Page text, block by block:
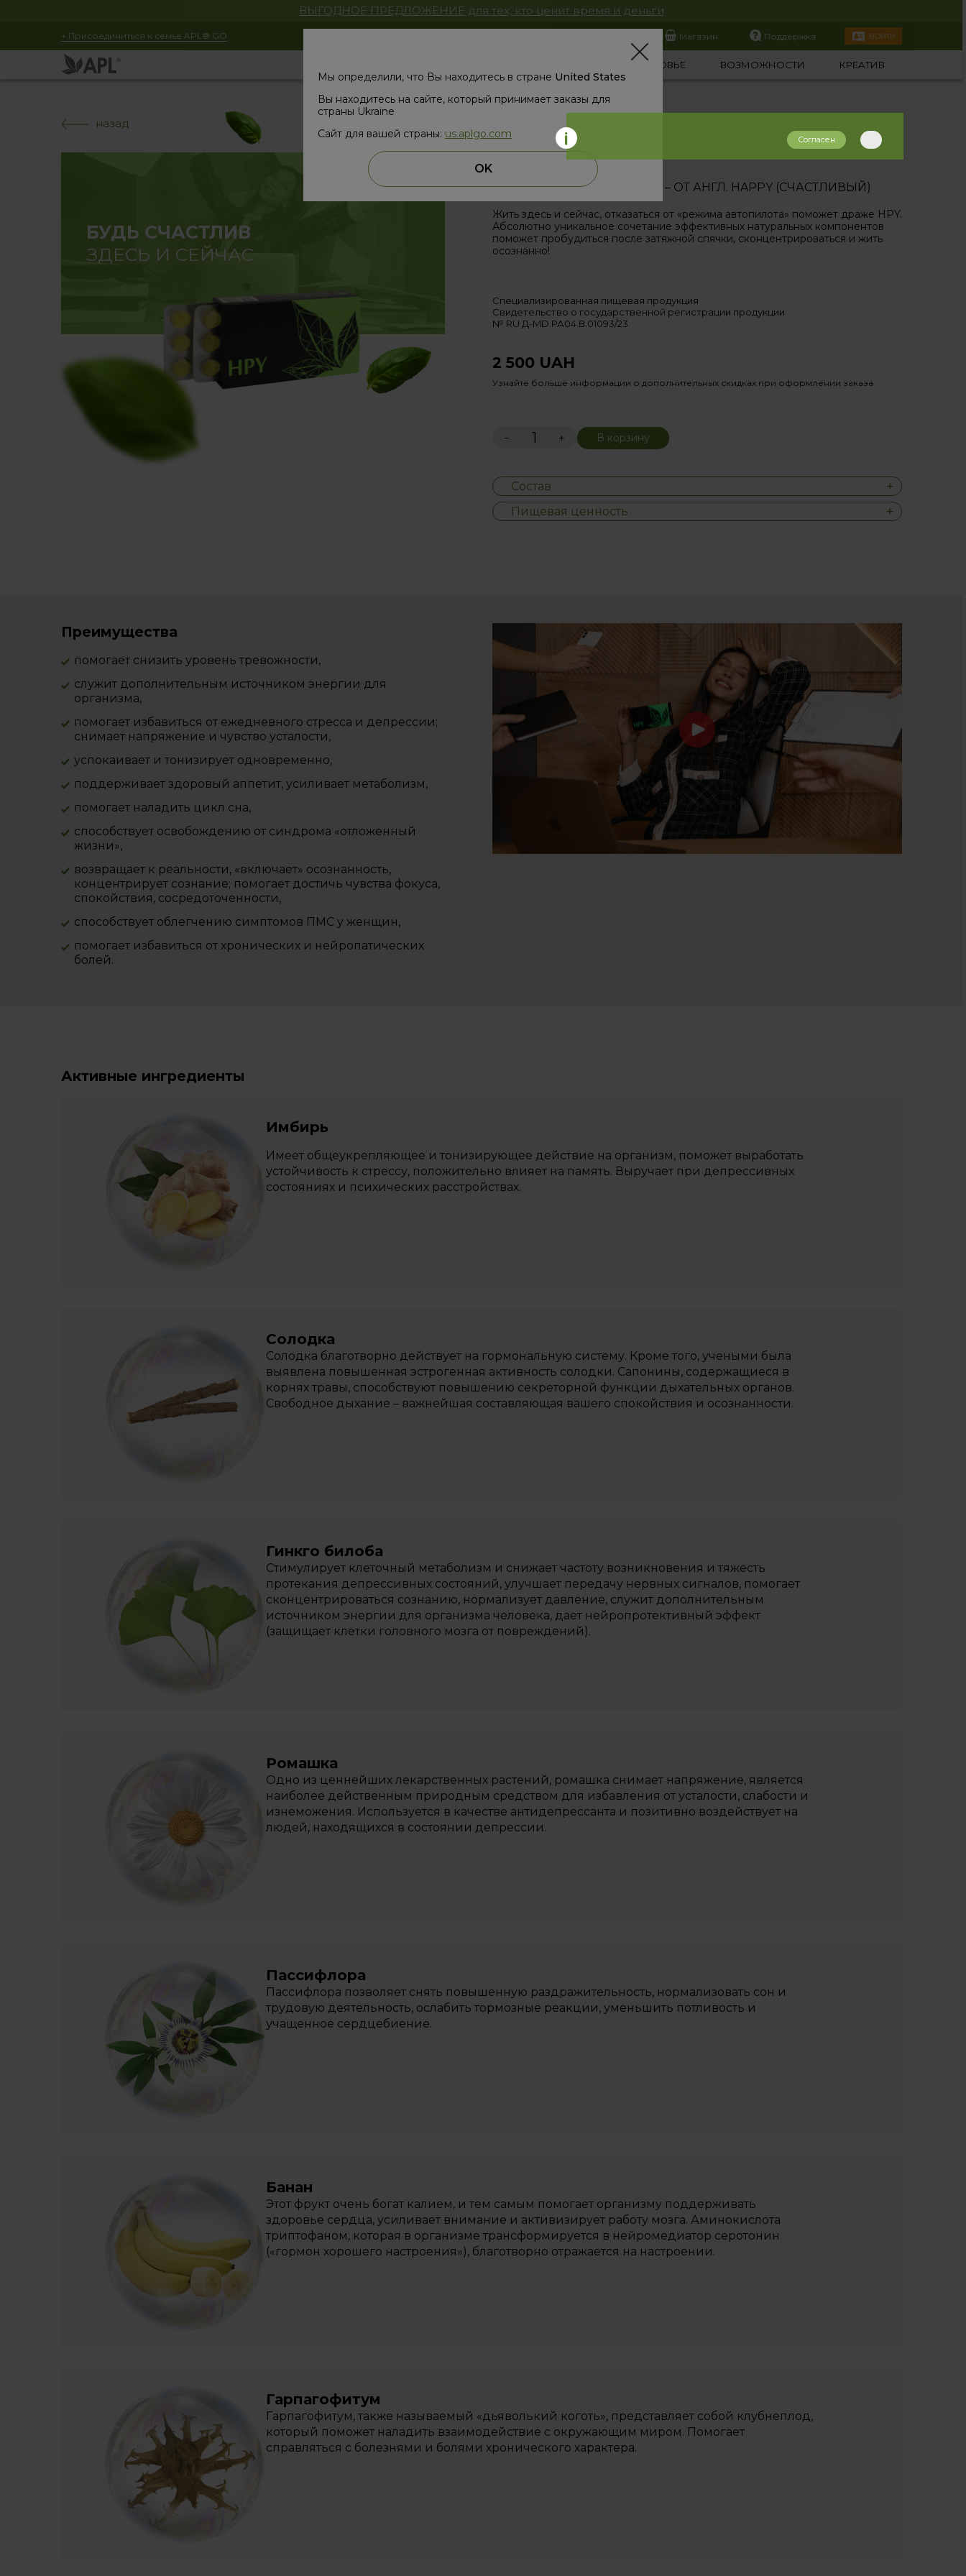
ВЫГОДНОЕ ПРЕДЛОЖЕНИЕ для тех, кто ценит время и деньги
+ Присоединиться к семье APL® GO Магазин Поддержка ВОЙТИ
ЗДОРОВЬЕ ВОЗМОЖНОСТИ КРЕАТИВ
назад
БУДЬ СЧАСТЛИВ
ЗДЕСЬ И СЕЙЧАС
HPY
(ПРОИЗНОСИТСЯ «ХЭППИ») – ОТ АНГЛ. HAPPY (СЧАСТЛИВЫЙ)
Жить здесь и сейчас, отказаться от «режима автопилота» поможет драже HPY.
Абсолютно уникальное сочетание эффективных натуральных компонентов
поможет пробудиться после затяжной спячки, сконцентрироваться и жить
осознанно!
Специализированная пищевая продукция
Свидетельство о государственной регистрации продукции
№ RU Д-MD.РА04.В.01093/23
2 500 UAH
Узнайте больше информации о дополнительных скидках при оформлении заказа
− + В корзину
Состав
Пищевая ценность
Преимущества
помогает снизить уровень тревожности,
служит дополнительным источником энергии для
организма,
помогает избавиться от ежедневного стресса и депрессии;
снимает напряжение и чувство усталости,
успокаивает и тонизирует одновременно,
поддерживает здоровый аппетит, усиливает метаболизм,
помогает наладить цикл сна,
способствует освобождению от синдрома «отложенный
жизни»,
возвращает к реальности, «включает» осознанность,
концентрирует сознание; помогает достичь чувства фокуса,
спокойствия, сосредоточенности,
способствует облегчению симптомов ПМС у женщин,
помогает избавиться от хронических и нейропатических
болей.
Активные ингредиенты
Имбирь
Имеет общеукрепляющее и тонизирующее действие на организм, поможет выработать
устойчивость к стрессу, положительно влияет на память. Выручает при депрессивных
состояниях и психических расстройствах.
Солодка
Солодка благотворно действует на гормональную систему. Кроме того, учеными была
выявлена повышенная эстрогенная активность солодки. Сапонины, содержащиеся в
корнях травы, способствуют повышению секреторной функции дыхательных органов.
Свободное дыхание – важнейшая составляющая вашего спокойствия и осознанности.
Гинкго билоба
Стимулирует клеточный метаболизм и снижает частоту возникновения и тяжесть
протекания депрессивных состояний, улучшает передачу нервных сигналов, помогает
сконцентрироваться сознанию, нормализует давление, служит дополнительным
источником энергии для организма человека, дает нейропротективный эффект
(защищает клетки головного мозга от повреждений).
Ромашка
Одно из ценнейших лекарственных растений, ромашка снимает напряжение, является
наиболее действенным природным средством для избавления от усталости, слабости и
изнеможения. Используется в качестве антидепрессанта и позитивно воздействует на
людей, находящихся в состоянии депрессии.
Пассифлора
Пассифлора позволяет снять повышенную раздражительность, нормализовать сон и
трудовую деятельность, ослабить тормозные реакции, уменьшить потливость и
учащенное сердцебиение.
Банан
Этот фрукт очень богат калием, и тем самым помогает организму поддерживать
здоровье сердца, усиливает внимание и активизирует работу мозга. Аминокислота
триптофаном, которая в организме трансформируется в нейромедиатор серотонин
(«гормон хорошего настроения»), благотворно отражается на настроении.
Гарпагофитум
Гарпагофитум, также называемый «дьяволький коготь», представляет собой клубнеплод,
который поможет наладить взаимодействие с окружающим миром. Помогает
справляться с болезнями и болями хронического характера.
Мы определили, что Вы находитесь в стране United States
Вы находитесь на сайте, который принимает заказы для
страны Ukraine
Сайт для вашей страны: us.aplgo.com
OK
Согласен